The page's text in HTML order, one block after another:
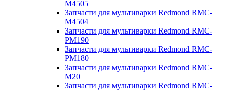
M4505
Запчасти для мультиварки Redmond RMC-
M4504
Запчасти для мультиварки Redmond RMC-
PM190
Запчасти для мультиварки Redmond RMC-
PM180
Запчасти для мультиварки Redmond RMC-
M20
Запчасти для мультиварки Redmond RMC-